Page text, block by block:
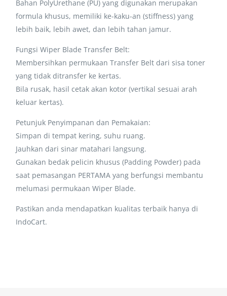
Bahan PolyUrethane (PU) yang digunakan merupakan
formula khusus, memiliki ke-kaku-an (stiffness) yang
lebih baik, lebih awet, dan lebih tahan jamur.
Fungsi Wiper Blade Transfer Belt:
Membersihkan permukaan Transfer Belt dari sisa toner
yang tidak ditransfer ke kertas.
Bila rusak, hasil cetak akan kotor (vertikal sesuai arah
keluar kertas).
Petunjuk Penyimpanan dan Pemakaian:
Simpan di tempat kering, suhu ruang.
Jauhkan dari sinar matahari langsung.
Gunakan bedak pelicin khusus (Padding Powder) pada
saat pemasangan PERTAMA yang berfungsi membantu
melumasi permukaan Wiper Blade.
Pastikan anda mendapatkan kualitas terbaik hanya di
IndoCart.